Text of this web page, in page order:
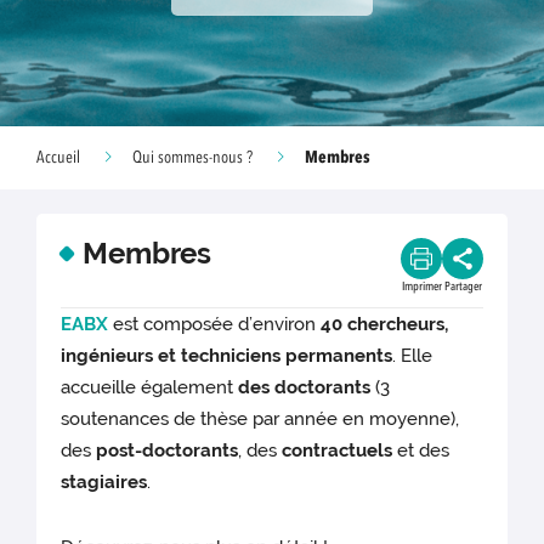
Accueil Qui sommes-nous ? Membres
Membres
Imprimer Partager
EABXest composée d’environ40 chercheurs,
ingénieurs et techniciens permanents. Elle
accueille égalementdes doctorants(3
soutenances de thèse par année en moyenne),
des post-doctorants, des contractuels et des
stagiaires.